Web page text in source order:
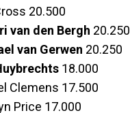
20.500
van den Bergh 20.250
van Gerwen 20.250
18.000
Clemens 17.500
Price 17.000